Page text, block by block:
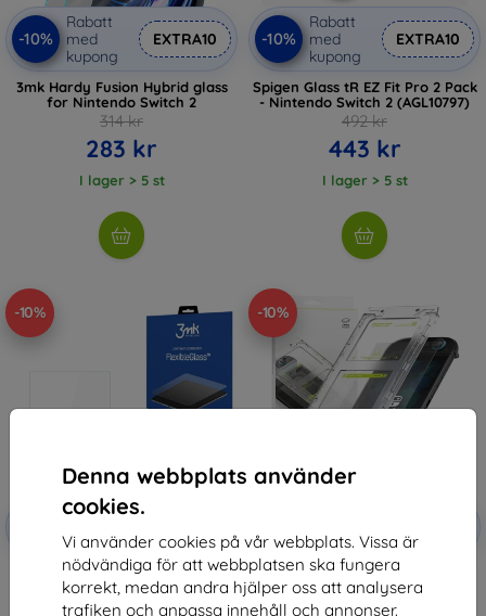
Denna webbplats använder
cookies.
Vi använder cookies på vår webbplats. Vissa är
nödvändiga för att webbplatsen ska fungera
korrekt, medan andra hjälper oss att analysera
trafiken och anpassa innehåll och annonser.
-10%
Rabatt
med
kupong
EXTRA10
3mk Hardy Fusion Hybrid glass
for Nintendo Switch 2
314 kr
283 kr
I lager > 5 st
-10%
Rabatt
med
kupong
EXTRA10
Spigen Glass tR EZ Fit Pro 2 Pack
- Nintendo Switch 2 (AGL10797)
492 kr
443 kr
I lager > 5 st
-10%
Rabatt
kupong
3mk FlexibleGlass Hybrid glass
for Nintendo Switch 2
203 kr
-10%
kupong
RINGKE EASY SLIDE 2-PACK
NINTENDO SWITCH 2 CLEAR
(8800293858829)